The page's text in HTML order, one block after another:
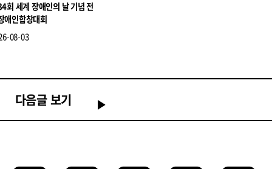
회 세계 장애인의 날 기념 전
애인합창대회
08-03
다음글 보기